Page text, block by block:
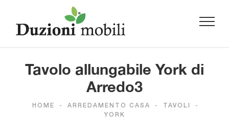
Tavolo allungabile York di
Arredo3
HOME - ARREDAMENTO CASA - TAVOLI
-
YORK